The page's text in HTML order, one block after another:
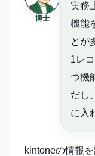
博士
実務
機能
とが
1レ
つ機
だし
に入
kintoneの情報